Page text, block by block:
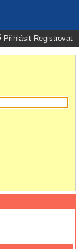
Přihlásit Registrovat